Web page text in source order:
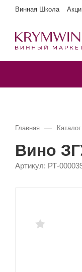
Винная Школа
Главная — Каталог
Вино
Артикул: РТ-